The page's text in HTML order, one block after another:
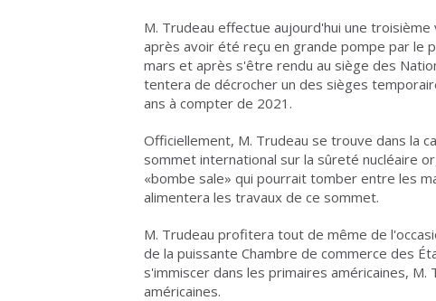
M. Trudeau effectue aujourd'hui une
après avoir été reçu en grande pompe par le
mars et après s'être rendu au siège des
tentera de décrocher un des sièges
ans à compter de 2021.
Officiellement, M. Trudeau se trouve dans la
sommet international sur la sûreté nucléaire
«bombe sale» qui pourrait tomber entre les
alimentera les travaux de ce sommet.
M. Trudeau profitera tout de même de
de la puissante Chambre de commerce des
s'immiscer dans les primaires américaines,
américaines.